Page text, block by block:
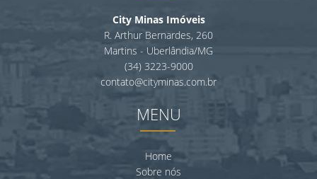
City Minas Imóveis
R. Arthur Bernardes, 260
Martins - Uberlândia/MG
(34) 3223-9000
contato@cityminas.com.br
MENU
Home
Sobre nós